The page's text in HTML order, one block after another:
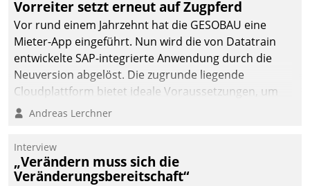
profitieren: Die nahtlose
Integration der Lösungen
von AktivBo und
Datatrain ermöglicht
automatisiert ausgelöste,
zielgerichtete
Mieterbefragungen – eine
starke Grundlage für
intelligente,
datengestützte
Entscheidungen.
Vorreiter setzt erneut auf Zugpferd
Vor rund einem Jahrzehnt hat die GESOBAU eine
Mieter-App eingeführt. Nun wird die von Datatrain
entwickelte SAP-integrierte Anwendung durch die
Neuversion abgelöst. Die zugrunde liegende
Cloudplattform bietet ideale Voraussetzungen, um
die Funktionalität der App zu erweitern und weitere
integrieren.
Andreas Lerchner
Interview
„Verändern muss sich die
Veränderungsbereitschaft“